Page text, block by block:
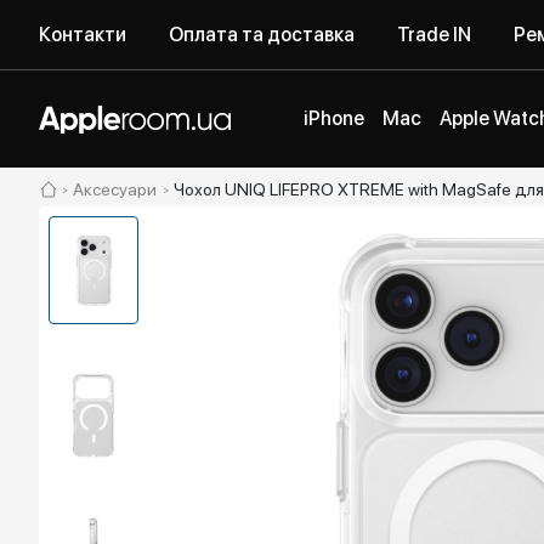
Контакти Оплата та доставка Trade IN
iPhone Mac Apple
Аксесуари Чохол UNIQ LIFEPRO XTREME with MagSafe